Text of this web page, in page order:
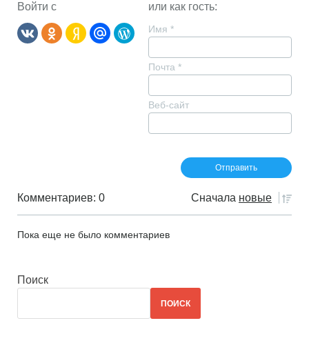
Войти с или как гость:
Имя *
Почта *
Веб-сайт
Комментариев: 0 Сначала новые
Пока еще не было комментариев
Поиск
ПОИСК